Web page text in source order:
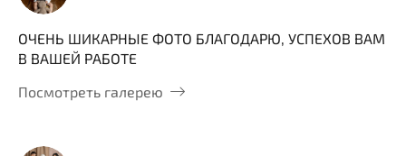
ОЧЕНЬ ШИКАРНЫЕ ФОТО БЛАГОДАРЮ, УСПЕХОВ ВАМ
В ВАШЕЙ РАБОТЕ
Посмотреть галерею